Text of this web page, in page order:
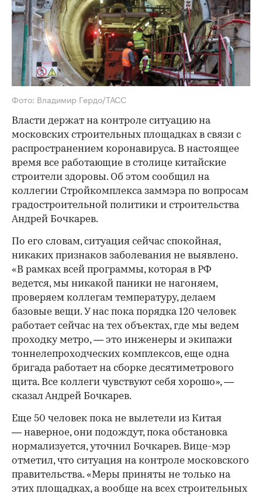
Фото: Владимир Гердо/ТАСС
Власти держат на контроле ситуацию на
московских строительных площадках в связи с
распространением коронавируса. В настоящее
время все работающие в столице китайские
строители здоровы. Об этом сообщил на
коллегии Стройкомплекса заммэра по вопросам
градостроительной политики и строительства
Андрей Бочкарев.
По его словам, ситуация сейчас спокойная,
никаких признаков заболевания не выявлено.
«В рамках всей программы, которая в РФ
ведется, мы никакой паники не нагоняем,
проверяем коллегам температуру, делаем
базовые вещи. У нас пока порядка 120 человек
работает сейчас на тех объектах, где мы ведем
проходку метро, — это инженеры и экипажи
тоннелепроходческих комплексов, еще одна
бригада работает на сборке десятиметрового
щита. Все коллеги чувствуют себя хорошо», —
сказал Андрей Бочкарев.
Еще 50 человек пока не вылетели из Китая
— наверное, они подождут, пока обстановка
нормализуется, уточнил Бочкарев. Вице-мэр
отметил, что ситуация на контроле московского
правительства. «Меры приняты не только на
этих площадках, а вообще на всех строительных